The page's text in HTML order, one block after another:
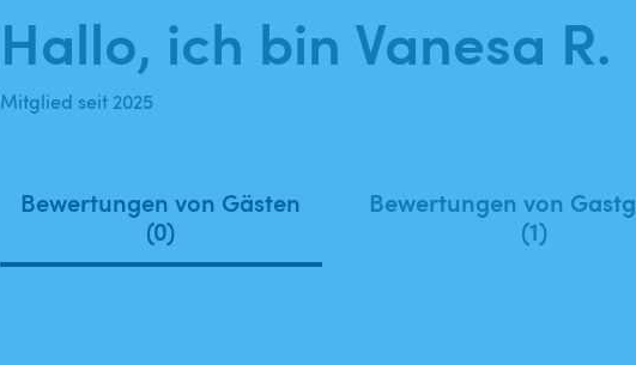
Hallo, ich bin Vanesa R.
Mitglied seit 2025
Bewertungen von Gästen
(0)
Bewertungen von
(1)